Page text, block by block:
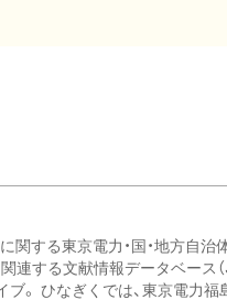
する東京電力・国・地方自治
する文献情報データベース（
ブ。 ひなぎくでは、東京電力